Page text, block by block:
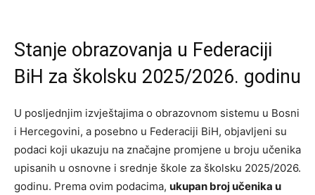
Stanje obrazovanja u Federaciji
BiH za školsku 2025/2026. godinu
U posljednjim izvještajima o obrazovnom sistemu u Bosni
i Hercegovini, a posebno u Federaciji BiH, objavljeni su
podaci koji ukazuju na značajne promjene u broju učenika
upisanih u osnovne i srednje škole za školsku 2025/2026.
godinu. Prema ovim podacima, ukupan broj učenika u